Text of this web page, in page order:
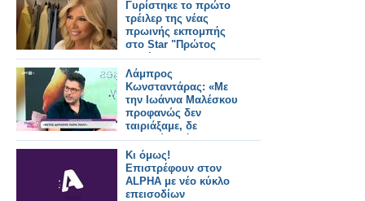
Γυρίστηκε το πρώτο
τρέιλερ της νέας
πρωινής εκπομπής
στο Star "Πρώτος
Καφές"
Λάμπρος
Κωνσταντάρας: «Με
την Ιωάννα Μαλέσκου
προφανώς δεν
ταιριάξαμε, δε
μετανιώνω όμως για
την επιλογή που
έκανα»
Κι όμως!
Επιστρέφουν στον
ALPHA με νέο κύκλο
επεισοδίων